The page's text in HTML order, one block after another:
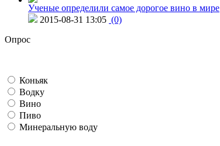
Ученые определили самое дорогое вино в мире
2015-08-31 13:05 (0)
Опрос
Коньяк
Водку
Вино
Пиво
Минеральную воду